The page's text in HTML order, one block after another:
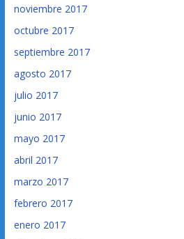
noviembre 2017
octubre 2017
septiembre 2017
agosto 2017
julio 2017
junio 2017
mayo 2017
abril 2017
marzo 2017
febrero 2017
enero 2017